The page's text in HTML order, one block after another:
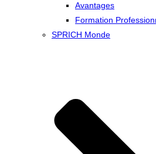
Avantages
Formation
SPRICH Monde